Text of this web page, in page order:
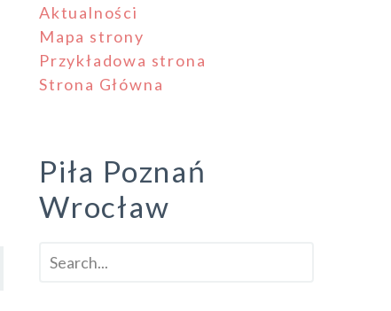
Aktualności
Mapa strony
Przykładowa strona
Strona Główna
Piła Poznań
Wrocław